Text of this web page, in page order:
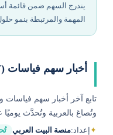
يندرج السهم ضمن قائمة
المهمة والمرتبطة بنمو
أخبار سهم فياسات (VSAT)
تابع آخر أخبار سهم فياسات
وتُصاغ بالعربية وتُحدَّث
✦إعداد: منصة البيت العربي